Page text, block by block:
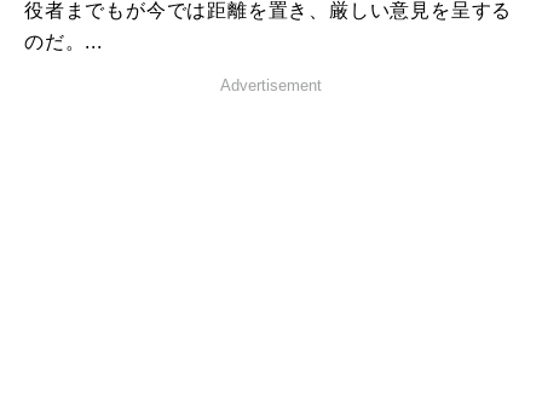
役者までもが今では距離を置き、厳しい意見を呈する
のだ。...
Advertisement